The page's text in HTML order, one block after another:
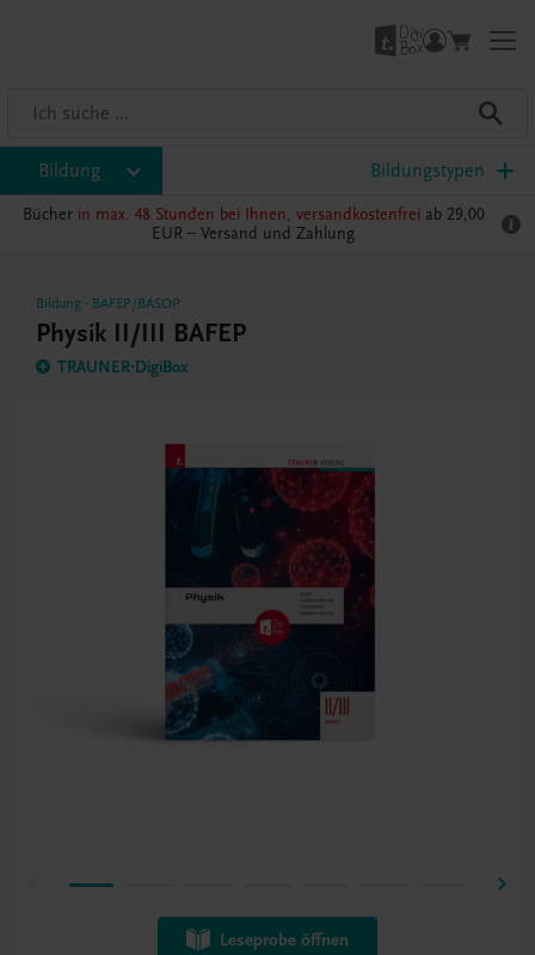
Bildung Bildungstypen
Bücher in max. 48 Stunden bei Ihnen, versandkostenfrei ab 29,00
EUR – Versand und Zahlung
Bildung - BAFEP/BASOP
Physik II/III BAFEP
TRAUNER-DigiBox
Leseprobe öffnen